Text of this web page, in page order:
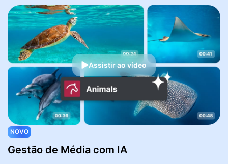
Assistir ao vídeo
NOVO
Gestão de Média com IA